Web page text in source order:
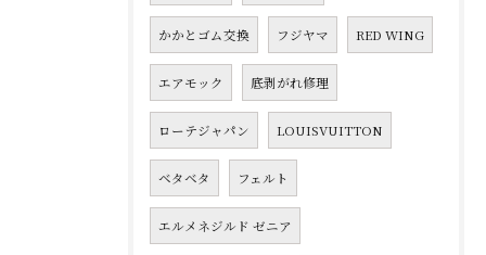
かかとゴム交換 フジヤマ RED WING
エアモック 底剥がれ修理
ローテジャパン LOUISVUITTON
ベタベタ フェルト
エルメネジルド ゼニア